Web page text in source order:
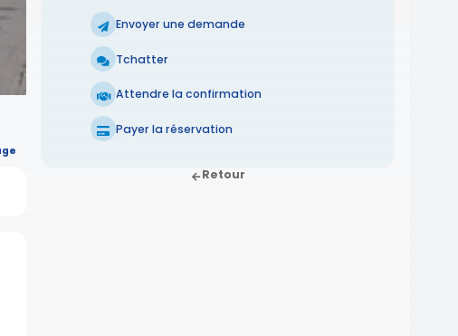
Envoyer une demande
Tchatter
Attendre la confirmation
Payer la réservation
Retour